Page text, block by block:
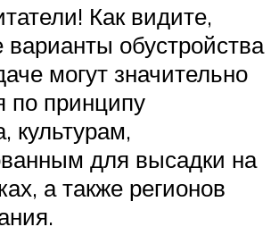
Как видите,
обустройства
могут значительно
по принципу
культурам,
для высадки на
а также регионов